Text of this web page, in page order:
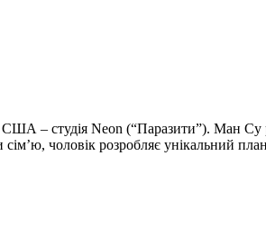
– студія Neon (“Паразити”). Ман Су
чоловік розробляє унікальний